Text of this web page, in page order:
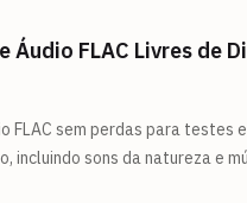
Áudio FLAC Livres de
FLAC sem perdas para testes e
incluindo sons da natureza e